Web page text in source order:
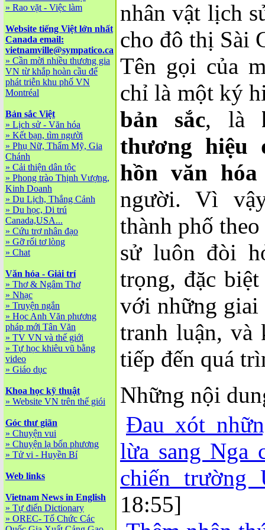
» Rao vặt - Việc làm
Website tiếng Việt lớn nhất
Canada email:
vietnamville@sympatico.ca
» Cần mời nhiều thương gia
VN từ khắp hoàn cầu để
phát triễn khu phố VN
Montréal
Bản sắc Việt
» Lịch sử - Văn hóa
» Kết bạn, tìm người
» Phụ Nữ, Thẩm Mỹ, Gia
Chánh
» Cải thiện dân tộc
» Phong trào Thịnh Vượng,
Kinh Doanh
» Du Lịch, Thắng Cảnh
» Du học, Di trú
Canada,USA...
» Cứu trợ nhân đạo
» Gỡ rối tơ lòng
» Chat
Văn hóa - Giải trí
» Thơ & Ngâm Thơ
» Nhạc
» Truyện ngắn
» Học Anh Văn phương
pháp mới Tân Văn
» TV VN và thế giới
» Tự học khiêu vũ bằng
video
» Giáo dục
Khoa học kỹ thuật
» Website VN trên thế giói
Góc thư giãn
» Chuyện vui
» Chuyện lạ bốn phương
» Tử vi - Huyền Bí
Web links
Vietnam News in English
» Tự điển Dictionary
» OREC- Tố Chức Các
nhân vật lịch
cho đô thị Sài
Tên gọi của
chỉ là một ký
bản sắc, là
thương hiệu
hồn văn hóa
người. Vì
thành phố
sử luôn đòi
trọng, đặc
với những giai
tranh luận, và
tiếp đến quá
Những nội
Đau xót
lừa sang Nga
chiến trường
18:55]